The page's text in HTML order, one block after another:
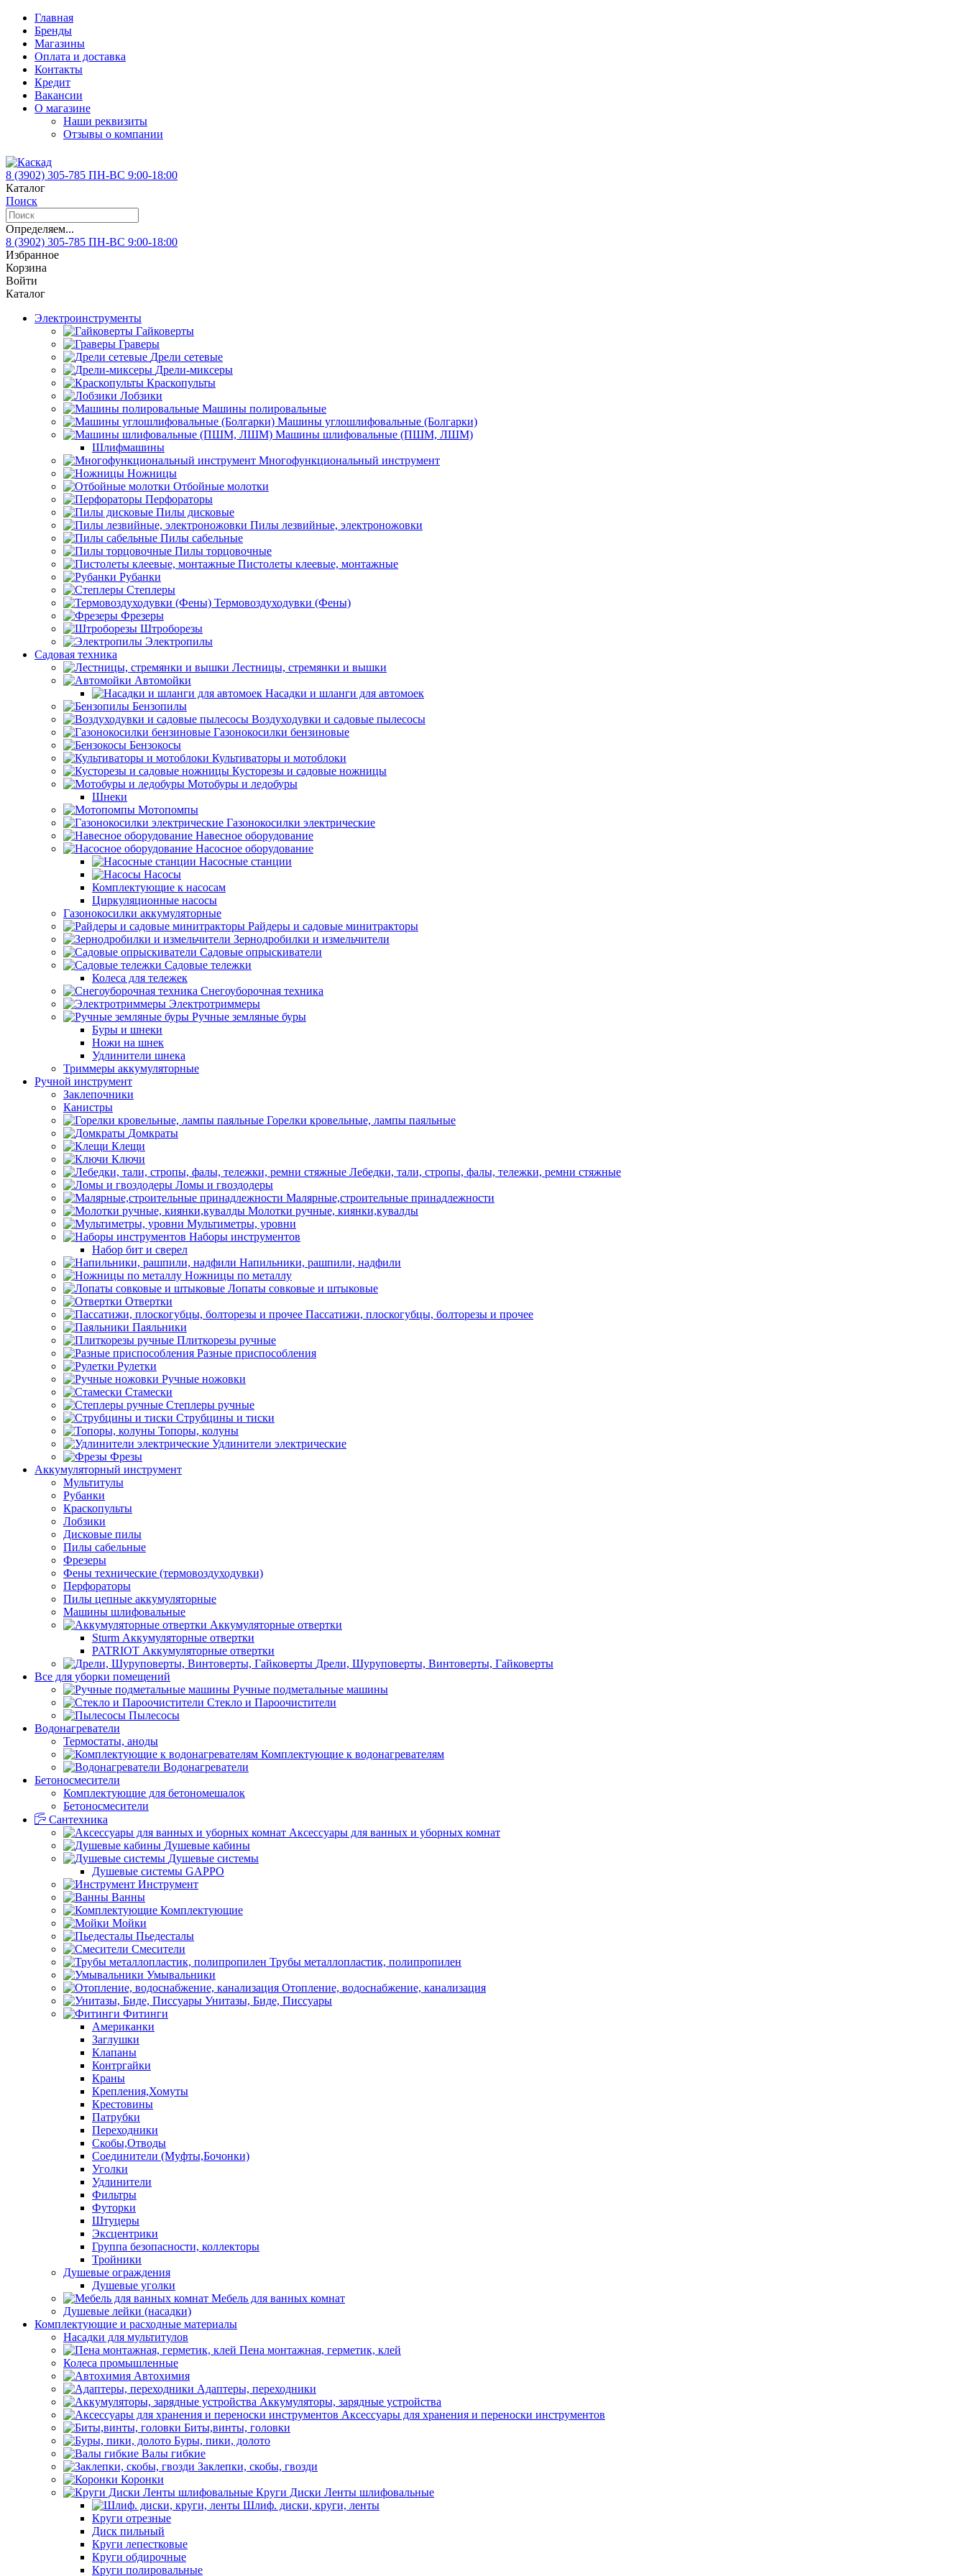
Главная
Бренды
Магазины
Оплата и доставка
Контакты
Кредит
Вакансии
О магазине
Наши реквизиты
Отзывы о компании
8 (3902) 305-785 ПН-ВС 9:00-18:00
Каталог
Поиск
Определяем...
8 (3902) 305-785 ПН-ВС 9:00-18:00
Избранное
Корзина
Войти
Каталог
Электроинструменты
Гайковерты
Граверы
Дрели сетевые
Дрели-миксеры
Краскопульты
Лобзики
Машины полировальные
Машины углошлифовальные (Болгарки)
Машины шлифовальные (ПШМ, ЛШМ)
Шлифмашины
Многофункциональный инструмент
Ножницы
Отбойные молотки
Перфораторы
Пилы дисковые
Пилы лезвийные, электроножовки
Пилы сабельные
Пилы торцовочные
Пистолеты клеевые, монтажные
Рубанки
Степлеры
Термовоздуходувки (Фены)
Фрезеры
Штроборезы
Электропилы
Садовая техника
Лестницы, стремянки и вышки
Автомойки
Насадки и шланги для автомоек
Бензопилы
Воздуходувки и садовые пылесосы
Газонокосилки бензиновые
Бензокосы
Культиваторы и мотоблоки
Кусторезы и садовые ножницы
Мотобуры и ледобуры
Шнеки
Мотопомпы
Газонокосилки электрические
Навесное оборудование
Насосное оборудование
Насосные станции
Насосы
Комплектующие к насосам
Циркуляционные насосы
Газонокосилки аккумуляторные
Райдеры и садовые минитракторы
Зернодробилки и измельчители
Садовые опрыскиватели
Садовые тележки
Колеса для тележек
Снегоуборочная техника
Электротриммеры
Ручные земляные буры
Буры и шнеки
Ножи на шнек
Удлинители шнека
Триммеры аккумуляторные
Ручной инструмент
Заклепочники
Канистры
Горелки кровельные, лампы паяльные
Домкраты
Клещи
Ключи
Лебедки, тали, стропы, фалы, тележки, ремни стяжные
Ломы и гвоздодеры
Малярные,строительные принадлежности
Молотки ручные, киянки,кувалды
Мультиметры, уровни
Наборы инструментов
Набор бит и сверел
Напильники, рашпили, надфили
Ножницы по металлу
Лопаты совковые и штыковые
Отвертки
Пассатижи, плоскогубцы, болторезы и прочее
Паяльники
Плиткорезы ручные
Разные приспособления
Рулетки
Ручные ножовки
Стамески
Степлеры ручные
Струбцины и тиски
Топоры, колуны
Удлинители электрические
Фрезы
Аккумуляторный инструмент
Мультитулы
Рубанки
Краскопульты
Лобзики
Дисковые пилы
Пилы сабельные
Фрезеры
Фены технические (термовоздуходувки)
Перфораторы
Пилы цепные аккумуляторные
Машины шлифовальные
Аккумуляторные отвертки
Sturm Аккумуляторные отвертки
PATRIOT Аккумуляторные отвертки
Дрели, Шуруповерты, Винтоверты, Гайковерты
Все для уборки помещений
Ручные подметальные машины
Стекло и Пароочистители
Пылесосы
Водонагреватели
Термостаты, аноды
Комплектующие к водонагревателям
Водонагреватели
Бетоносмесители
Комплектующие для бетономешалок
Бетоносмесители
Сантехника
Аксессуары для ванных и уборных комнат
Душевые кабины
Душевые системы
Душевые системы GAPPO
Инструмент
Ванны
Комплектующие
Мойки
Пьедесталы
Смесители
Трубы металлопластик, полипропилен
Умывальники
Отопление, водоснабжение, канализация
Унитазы, Биде, Писсуары
Фитинги
Американки
Заглушки
Клапаны
Контргайки
Краны
Крепления,Хомуты
Крестовины
Патрубки
Переходники
Скобы,Отводы
Соединители (Муфты,Бочонки)
Уголки
Удлинители
Фильтры
Футорки
Штуцеры
Эксцентрики
Группа безопасности, коллекторы
Тройники
Душевые ограждения
Душевые уголки
Мебель для ванных комнат
Душевые лейки (насадки)
Комплектующие и расходные материалы
Насадки для мультитулов
Пена монтажная, герметик, клей
Колеса промышленные
Автохимия
Адаптеры, переходники
Аккумуляторы, зарядные устройства
Аксессуары для хранения и переноски инструментов
Биты,винты, головки
Буры, пики, долото
Валы гибкие
Заклепки, скобы, гвозди
Коронки
Круги Диски Ленты шлифовальные
Шлиф. диски, круги, ленты
Круги отрезные
Диск пильный
Круги лепестковые
Круги обдирочные
Круги полировальные